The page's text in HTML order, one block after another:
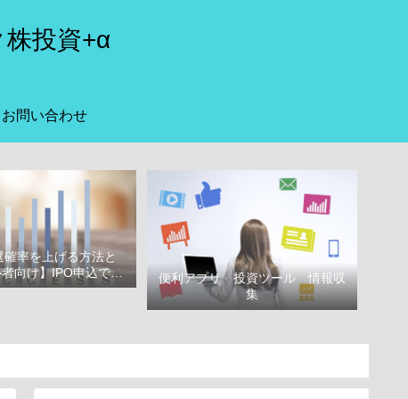
投資+α
お問い合わせ
確率を上げる方法と
向け】IPO申込で選
き証券会社
便利アプリ 投資ツール 情報収
集